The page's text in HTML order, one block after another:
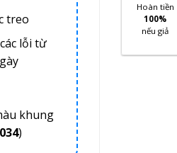
treo
lỗi từ
khung
)
Hoàn tiền
100%
nếu giả